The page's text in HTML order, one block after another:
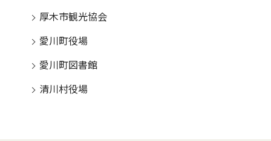
厚木市観光協会
愛川町役場
愛川町図書館
清川村役場